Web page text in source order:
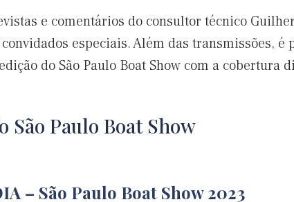
e comentários do consultor técnico
especiais. Além das transmissões, é
do São Paulo Boat Show com a cobertura
São Paulo Boat Show
– São Paulo Boat Show 2023